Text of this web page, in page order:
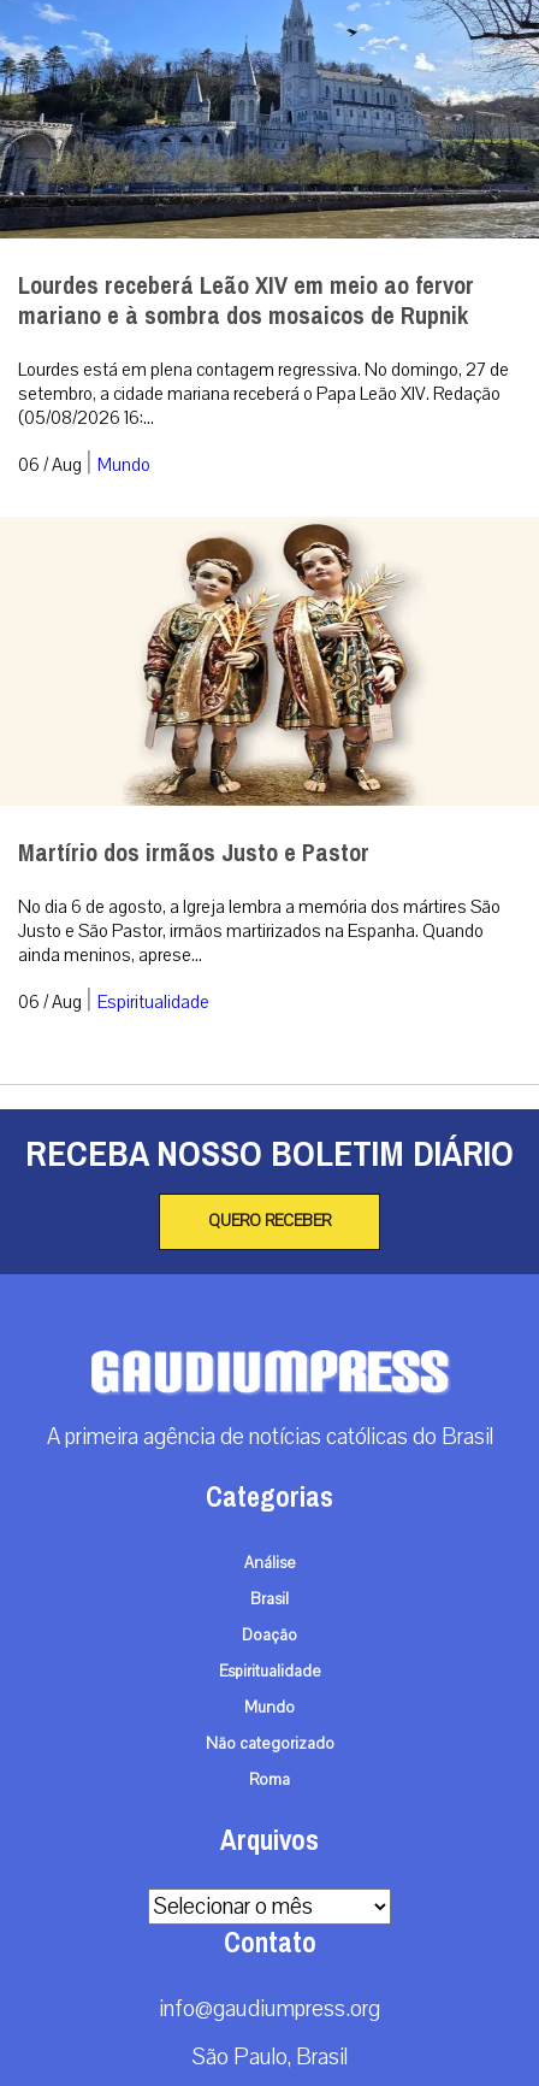
Lourdes receberá Leão XIV em meio ao fervor
mariano e à sombra dos mosaicos de Rupnik
Lourdes está em plena contagem regressiva. No domingo, 27 de
setembro, a cidade mariana receberá o Papa Leão XIV. Redação
(05/08/2026 16:...
06 / Aug | Mundo
Martírio dos irmãos Justo e Pastor
No dia 6 de agosto, a Igreja lembra a memória dos mártires São
Justo e São Pastor, irmãos martirizados na Espanha. Quando
ainda meninos, aprese...
06 / Aug | Espiritualidade
RECEBA NOSSO BOLETIM DIÁRIO
QUERO RECEBER
A primeira agência de notícias católicas do Brasil
Categorias
Análise
Brasil
Doação
Espiritualidade
Mundo
Não categorizado
Roma
Arquivos
Arquivos
Contato
info@gaudiumpress.org
São Paulo, Brasil